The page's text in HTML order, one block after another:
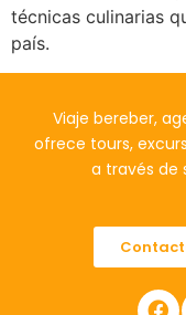
técnicas culinarias
país.
Viaje bereber,
ofrece tours,
a través de